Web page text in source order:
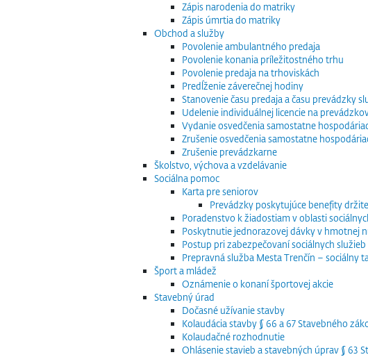
Zápis narodenia do matriky
Zápis úmrtia do matriky
Obchod a služby
Povolenie ambulantného predaja
Povolenie konania príležitostného trhu
Povolenie predaja na trhoviskách
Predĺženie záverečnej hodiny
Stanovenie času predaja a času prevádzky
Udelenie individuálnej licencie na
Vydanie osvedčenia samostatne
Zrušenie osvedčenia samostatne
Zrušenie prevádzkarne
Školstvo, výchova a vzdelávanie
Sociálna pomoc
Karta pre seniorov
Prevádzky poskytujúce benefity
Poradenstvo k žiadostiam v oblasti
Poskytnutie jednorazovej dávky v hmotnej
Postup pri zabezpečovaní sociálnych služieb
Prepravná služba Mesta Trenčín – sociálny
Šport a mládež
Oznámenie o konaní športovej akcie
Stavebný úrad
Dočasné užívanie stavby
Kolaudácia stavby § 66 a 67 Stavebného
Kolaudačné rozhodnutie
Ohlásenie stavieb a stavebných úprav § 63